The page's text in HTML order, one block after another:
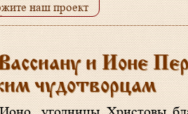
наш проект
и Ионе
чудотворцам